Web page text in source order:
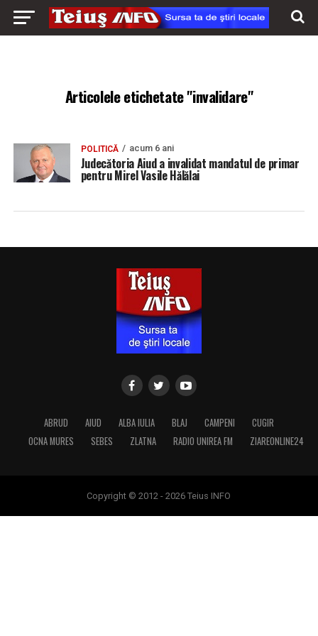
Articolele etichetate "invalidare"
POLITICĂ acum 6 ani
Judecătoria Aiud a invalidat mandatul de primar
pentru Mirel Vasile Hălălai
ABRUD AIUD ALBA IULIA BLAJ CAMPENI
CUGIR
OCNA MURES
SEBES ZLATNA RADIO UNIREA FM ZIAREONLINE24
Copyright © 2012 - 2026 Teius INFO